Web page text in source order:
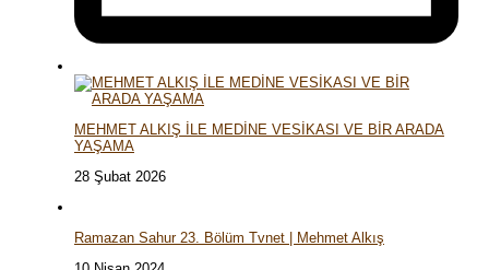
MEHMET ALKIŞ İLE MEDİNE VESİKASI VE BİR ARADA
YAŞAMA
28 Şubat 2026
Ramazan Sahur 23. Bölüm Tvnet | Mehmet Alkış